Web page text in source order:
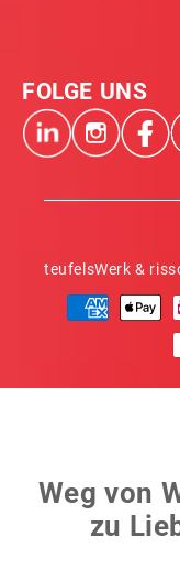
FOLGE UNS
teufelsWerk &
Weg von
zu